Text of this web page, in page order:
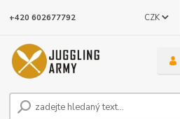
CZK
+420 602677792